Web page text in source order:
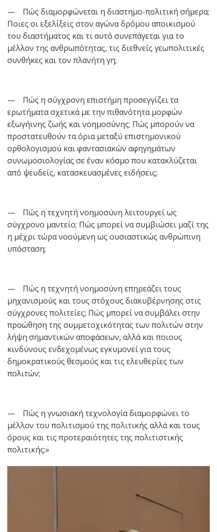
— Πώς διαμορφώνεται η διαστημο-πολιτική σήμερα;
Ποιες οι εξελίξεις στον αγώνα δρόμου αποικισμού
του διαστήματος και τι αυτό συνεπάγεται για το
μέλλον της ανθρωπότητας, τις διεθνείς γεωπολιτικές
συνθήκες και τον πλανήτη γη;
— Πώς η σύγχρονη επιστήμη προσεγγίζει τα
ερωτήματα σχετικά με την πιθανότητα μορφών
εξωγήινης ζωής και νοημοσύνης; Πώς μπορούν να
προστατευθούν τα όρια μεταξύ επιστημονικού
ορθολογισμού και φαντασιακών αφηγημάτων
συνωμοσιολογίας σε έναν κόσμο που κατακλύζεται
από ψευδείς, κατασκευασμένες ειδήσεις;
— Πώς η τεχνητή νοημοσύνη λειτουργεί ως
σύγχρονο μαντείο; Πώς μπορεί να συμβιώσει μαζί της
η μέχρι τώρα νοούμενη ως ουσιαστικώς ανθρώπινη
υπόσταση;
— Πώς η τεχνητή νοημοσύνη επηρεάζει τους
μηχανισμούς και τους στόχους διακυβέρνησης στις
σύγχρονες πολιτείες; Πώς μπορεί να συμβάλει στην
προώθηση της συμμετοχικότητας των πολιτών στην
λήψη σημαντικών αποφάσεων, αλλά και ποιους
κινδύνους ενδεχομένως εγκυμονεί για τους
δημοκρατικούς θεσμούς και τις ελευθερίες των
πολιτών;
— Πώς η γνωσιακή τεχνολογία διαμορφώνει το
μέλλον του πολιτισμού της πολιτικής αλλά και τους
όρους και τις προτεραιότητες της πολιτιστικής
πολιτικής;»